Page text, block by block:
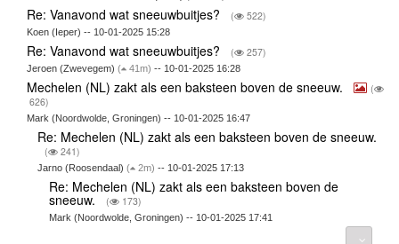
Re: Vanavond wat sneeuwbuitjes? ( 522)
Koen (Ieper) -- 10-01-2025 15:28
Re: Vanavond wat sneeuwbuitjes? ( 257)
Jeroen (Zwevegem) ( 41m) -- 10-01-2025 16:28
Mechelen (NL) zakt als een baksteen boven de sneeuw.
(
626)
Mark (Noordwolde, Groningen) -- 10-01-2025 16:47
Re: Mechelen (NL) zakt als een baksteen boven de sneeuw.
( 241)
Jarno (Roosendaal)( 2m) -- 10-01-2025 17:13
Re: Mechelen (NL) zakt als een baksteen boven de
sneeuw. ( 173)
Mark (Noordwolde, Groningen) -- 10-01-2025 17:41